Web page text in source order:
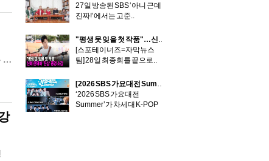
27일 방송된 SBS ‘아니 근데
진짜!’에서는 고준..
"평생 못 잊을 첫 작품"…신예 한태하 '진심' 종영 소감
[스포테이너즈=자막뉴스
팀] 28일 최종회를 끝으로..
[2026 SBS 가요대전 Summer] 킥플립·알파드라이브원·앤더블, ‘Red Summer Night’ 스페셜 스테이지 예고!
‘2026 SBS 가요대전
Summer’가 차세대 K-POP
이